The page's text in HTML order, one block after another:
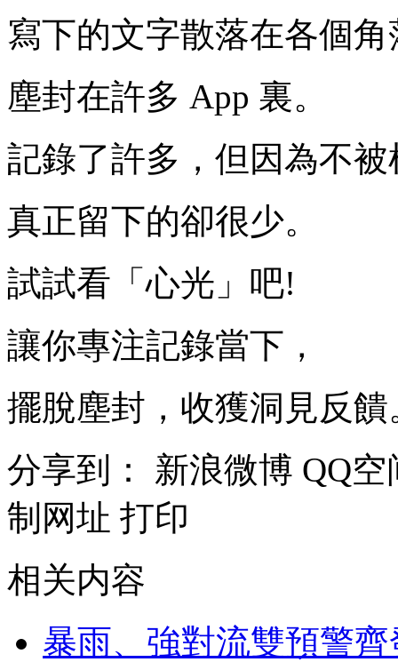
寫下的文字散落在各個角
塵封在許多 App 裏。
記錄了許多，但因為不被
真正留下的卻很少。
試試看「心光」吧!
讓你專注記錄當下，
擺脫塵封，收獲洞見反饋
分享到：
新浪微博 QQ空
制网址 打印
相关内容
暴雨、強對流雙預警